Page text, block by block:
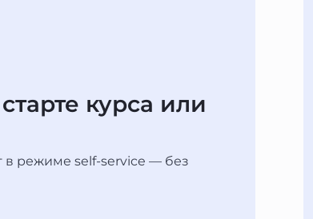
курса или
в режиме self-service — без